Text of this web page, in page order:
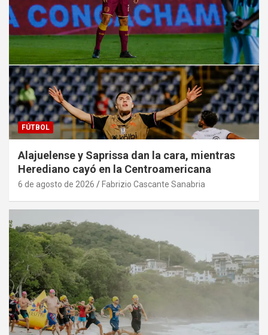
FÚTBOL
Alajuelense y Saprissa dan la cara, mientras
Herediano cayó en la Centroamericana
6 de agosto de 2026 Fabrizio Cascante Sanabria